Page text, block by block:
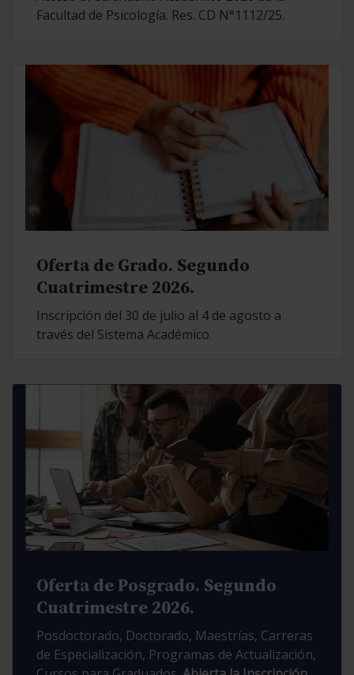
Facultad de Psicología. Res. CD N°1112/25.
Oferta de Grado. Segundo
Cuatrimestre 2026.
Inscripción del 30 de julio al 4 de agosto a
través del Sistema Académico
Oferta de Posgrado. Segundo
Cuatrimestre 2026.
Posdoctorado, Doctorado, Maestrías, Carreras
de Especialización, Programas de Actualización,